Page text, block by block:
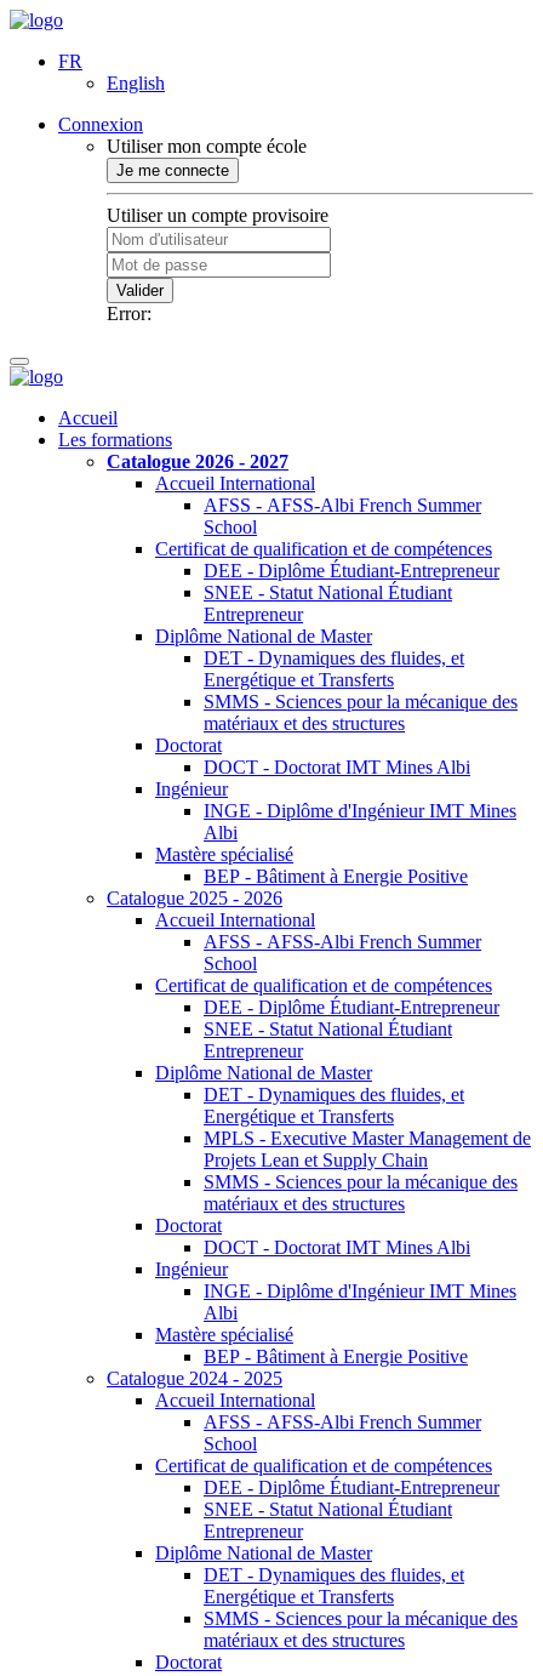
FR
English
Connexion
Utiliser mon compte école
Je me connecte
Utiliser un compte provisoire
Valider
Error:
Accueil
Les formations
Catalogue 2026 - 2027
Accueil International
AFSS - AFSS-Albi French Summer
School
Certificat de qualification et de compétences
DEE - Diplôme Étudiant-Entrepreneur
SNEE - Statut National Étudiant
Entrepreneur
Diplôme National de Master
DET - Dynamiques des fluides, et
Energétique et Transferts
SMMS - Sciences pour la mécanique des
matériaux et des structures
Doctorat
DOCT - Doctorat IMT Mines Albi
Ingénieur
INGE - Diplôme d'Ingénieur IMT Mines
Albi
Mastère spécialisé
BEP - Bâtiment à Energie Positive
Catalogue 2025 - 2026
Accueil International
AFSS - AFSS-Albi French Summer
School
Certificat de qualification et de compétences
DEE - Diplôme Étudiant-Entrepreneur
SNEE - Statut National Étudiant
Entrepreneur
Diplôme National de Master
DET - Dynamiques des fluides, et
Energétique et Transferts
MPLS - Executive Master Management de
Projets Lean et Supply Chain
SMMS - Sciences pour la mécanique des
matériaux et des structures
Doctorat
DOCT - Doctorat IMT Mines Albi
Ingénieur
INGE - Diplôme d'Ingénieur IMT Mines
Albi
Mastère spécialisé
BEP - Bâtiment à Energie Positive
Catalogue 2024 - 2025
Accueil International
AFSS - AFSS-Albi French Summer
School
Certificat de qualification et de compétences
DEE - Diplôme Étudiant-Entrepreneur
SNEE - Statut National Étudiant
Entrepreneur
Diplôme National de Master
DET - Dynamiques des fluides, et
Energétique et Transferts
SMMS - Sciences pour la mécanique des
matériaux et des structures
Doctorat